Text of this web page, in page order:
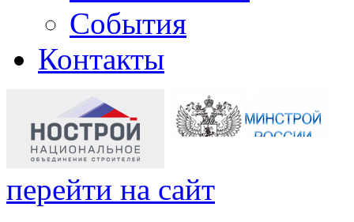
События
Контакты
перейти на сайт